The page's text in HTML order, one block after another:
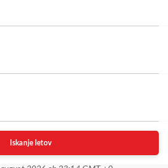
Iskanje letov